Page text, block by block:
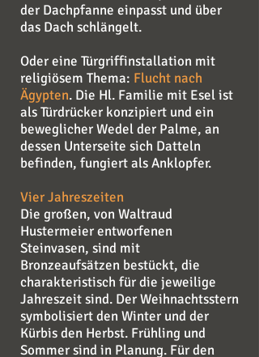
der Dachpfanne einpasst und über
das Dach schlängelt.
Oder eine Türgriffinstallation mit
religiösem Thema: Flucht nach
Ägypten. Die Hl. Familie mit Esel ist
als Türdrücker konzipiert und ein
beweglicher Wedel der Palme, an
dessen Unterseite sich Datteln
befinden, fungiert als Anklopfer.
Vier Jahreszeiten
Die großen, von Waltraud
Hustermeier entworfenen
Steinvasen, sind mit
Bronzeaufsätzen bestückt, die
charakteristisch für die jeweilige
Jahreszeit sind. Der Weihnachtsstern
symbolisiert den Winter und der
Kürbis den Herbst. Frühling und
Sommer sind in Planung. Für den